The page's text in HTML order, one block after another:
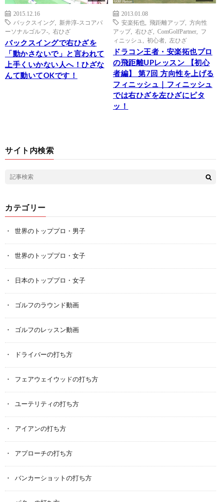
2015.12.16
バックスイング
新井淳-スコアパ
ーソナルゴルフ-
右ひざ
バックスイングで右ひざを
「動かさないで」と言われて
上手くいかない人へ！ひざな
んて動いてOKです！
2013.01.08
安楽拓也
飛距離アップ, 方向性
アップ, 右ひざ ComGolfPartner
フ
ィニッシュ
初心者 左ひざ
ドラコン王者・安楽拓也プロ
の飛距離UPレッスン 【初心
者編】 第7回 方向性を上げる
フィニッシュ｜フィニッシュ
では右ひざを左ひざにピタ
ッ！
サイト内検索
カテゴリー
世界のトッププロ・男子
世界のトッププロ・女子
日本のトッププロ・女子
ゴルフのラウンド動画
ゴルフのレッスン動画
ドライバーの打ち方
フェアウェイウッドの打ち方
ユーテリティの打ち方
アイアンの打ち方
アプローチの打ち方
バンカーショットの打ち方